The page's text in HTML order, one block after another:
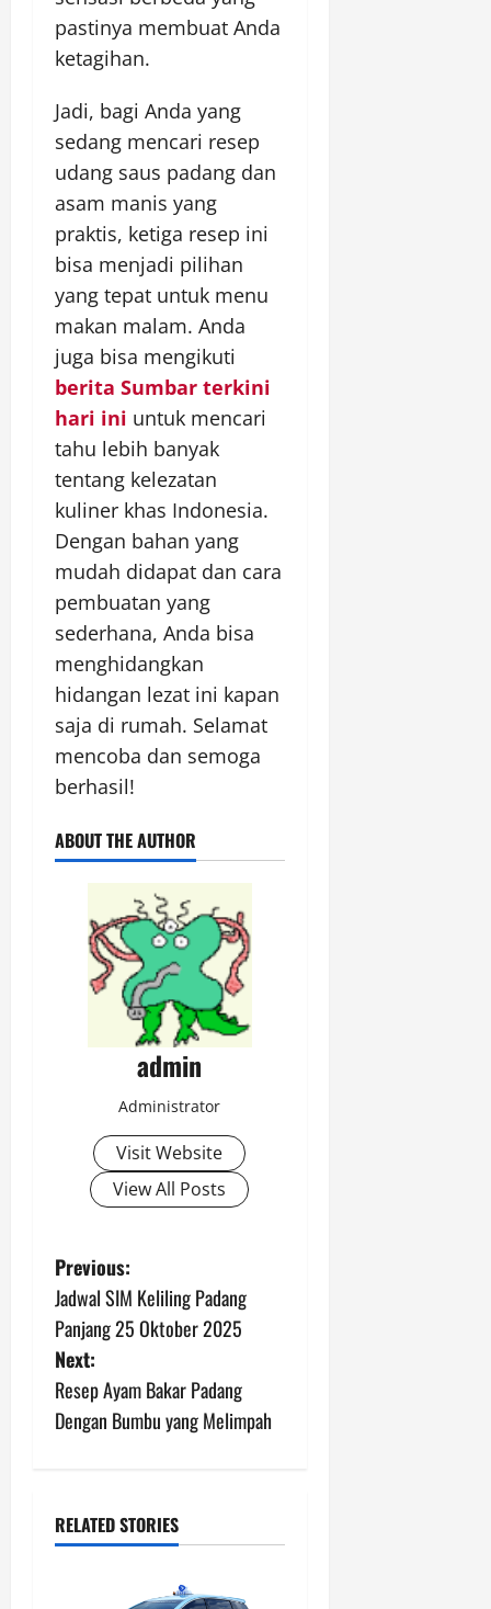
pastinya membuat Anda
ketagihan.
Jadi, bagi Anda yang
sedang mencari resep
udang saus padang dan
asam manis yang
praktis, ketiga resep ini
bisa menjadi pilihan
yang tepat untuk menu
makan malam. Anda
juga bisa mengikuti
berita Sumbar terkini
hari ini untuk mencari
tahu lebih banyak
tentang kelezatan
kuliner khas Indonesia.
Dengan bahan yang
mudah didapat dan cara
pembuatan yang
sederhana, Anda bisa
menghidangkan
hidangan lezat ini kapan
saja di rumah. Selamat
mencoba dan semoga
berhasil!
ABOUT THE AUTHOR
admin
Administrator
Visit Website
View All Posts
P
o
s
t
v
Previous:
Jadwal SIM Keliling Padang
Panjang 25 Oktober 2025
Next:
Resep Ayam Bakar Padang
Dengan Bumbu yang Melimpah
RELATED STORIES